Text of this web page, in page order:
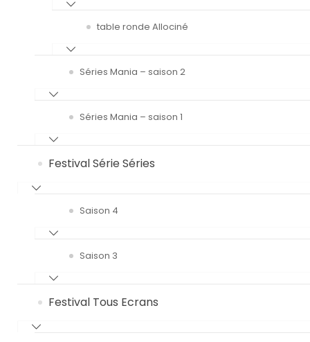
table ronde Allociné
Séries Mania – saison 2
Séries Mania – saison 1
Festival Série Séries
Saison 4
Saison 3
Festival Tous Ecrans